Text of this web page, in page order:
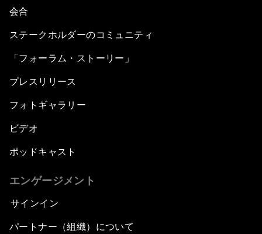
会合
ステークホルダーのコミュニティ
「フォーラム・ストーリー」
プレスリリース
フォトギャラリー
ビデオ
ポッドキャスト
エンゲージメント
サインイン
パートナー（組織）について